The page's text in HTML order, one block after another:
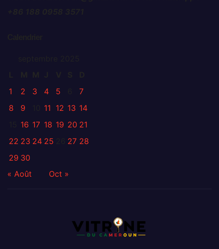
1
2 3 4 5
7
8
9 11 12 13 14
16 17 18 19 20 21
22 23 24 25 27 28
29 30
« Août
Oct »